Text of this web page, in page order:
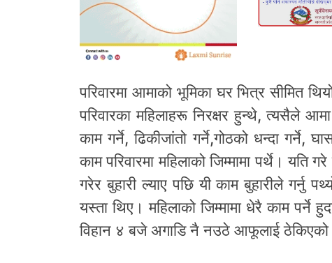
परिवारमा आमाको भूमिका घर भित्र सीमित
परिवारका महिलाहरू निरक्षर हुन्थे, त्यसैले
काम गर्ने, ढिकीजांतो गर्ने,गोठको धन्दा गर्ने,
काम परिवारमा महिलाको जिम्मामा पर्थे। यति
गरेर बुहारी ल्याए पछि यी काम बुहारीले गर्नु
यस्ता थिए। महिलाको जिम्मामा धेरै काम पर्ने
विहान ४ बजे अगाडि नै नउठे आफूलाई